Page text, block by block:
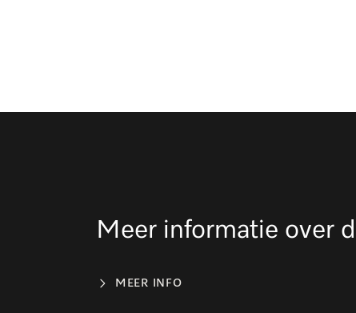
Meer informatie over
MEER INFO